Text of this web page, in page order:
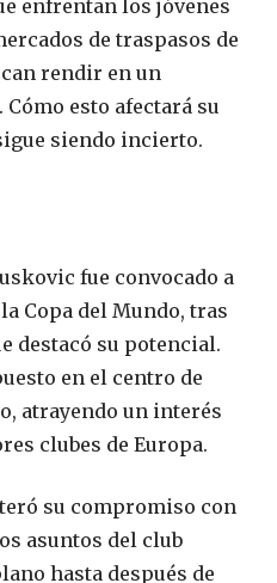
enfrentan los jóvenes
de traspasos de
rendir en un
esto afectará su
siendo incierto.
fue convocado a
Copa del Mundo, tras
destacó su potencial.
en el centro de
atrayendo un interés
clubes de Europa.
su compromiso con
asuntos del club
hasta después de